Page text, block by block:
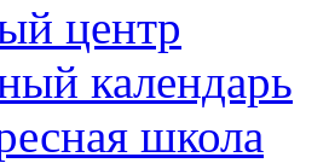
центр
календарь
школа